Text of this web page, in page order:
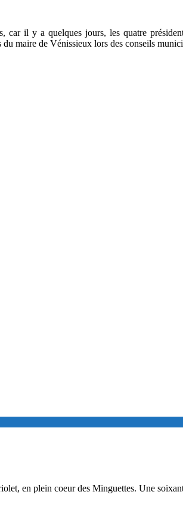
il y a quelques jours, les quatre
maire de Vénissieux lors des conseils
en plein coeur des Minguettes. Une